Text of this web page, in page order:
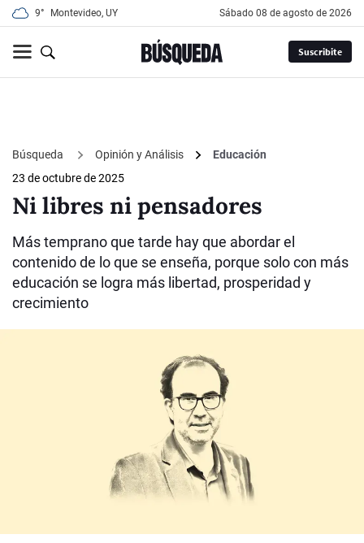
9° Montevideo, UY sábado 08 de agosto de 2026
Suscribite
Búsqueda Opinión y Análisis
Educación
23 de octubre de 2025
Ni libres ni pensadores
Más temprano que tarde hay que abordar el
contenido de lo que se enseña, porque solo con más
educación se logra más libertad, prosperidad y
crecimiento